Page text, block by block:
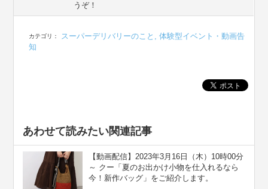
うぞ！
カテゴリ： スーパーデリバリーのこと ,体験型イベント・動画告
知
あわせて読みたい関連記事
【動画配信】2023年3月16日（木）10時00分
～ クー「夏のお出かけ小物を仕入れるなら
今！新作バッグ」をご紹介します。